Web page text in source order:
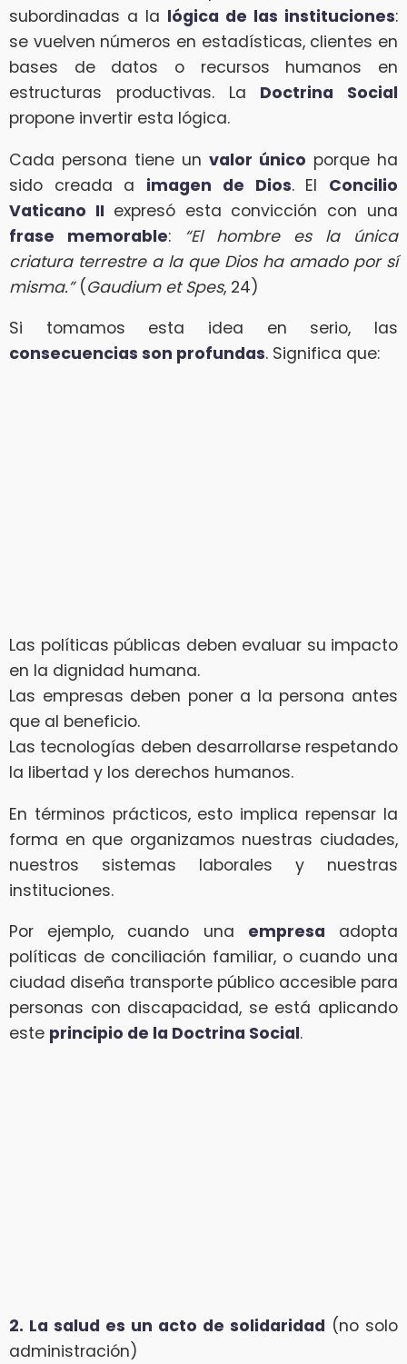
subordinadas a la lógica de las instituciones:
se vuelven números en estadísticas, clientes en
bases de datos o recursos humanos en
estructuras productivas. La Doctrina Social
propone invertir esta lógica.
Cada persona tiene un valor único porque ha
sido creada a imagen de Dios. El Concilio
Vaticano II expresó esta convicción con una
frase memorable: “El hombre es la única
criatura terrestre a la que Dios ha amado por sí
misma.”(Gaudium et Spes, 24)
Si tomamos esta idea en serio, las
consecuencias son profundas. Significa que:
Las políticas públicas deben evaluar su impacto
en la dignidad humana.
Las empresas deben poner a la persona antes
que al beneficio.
Las tecnologías deben desarrollarse respetando
la libertad y los derechos humanos.
En términos prácticos, esto implica repensar la
forma en que organizamos nuestras ciudades,
nuestros sistemas laborales y nuestras
instituciones.
Por ejemplo, cuando una empresa adopta
políticas de conciliación familiar, o cuando una
ciudad diseña transporte público accesible para
personas con discapacidad, se está aplicando
este principio de la Doctrina Social.
2. La salud es un acto de solidaridad (no solo
administración)